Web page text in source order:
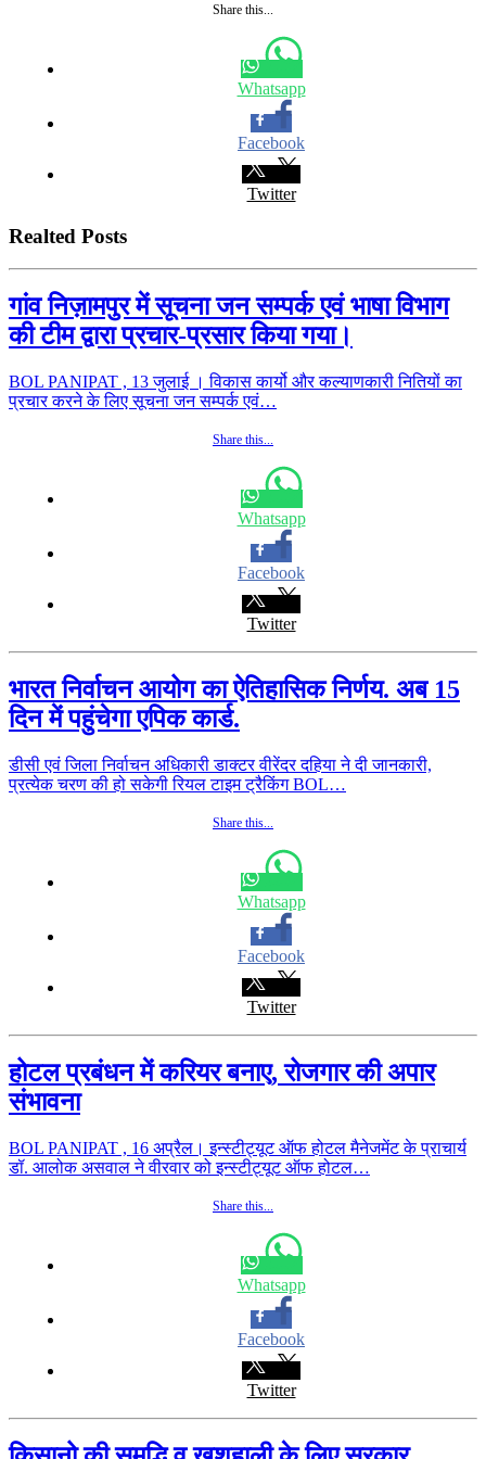
Share this...
Whatsapp
Facebook
Twitter
Realted Posts
गांव निज़ामपुर में सूचना जन सम्पर्क एवं भाषा विभाग
की टीम द्वारा प्रचार-प्रसार किया गया।
BOL PANIPAT , 13 जुलाई । विकास कार्यो और कल्याणकारी नितियों का
प्रचार करने के लिए सूचना जन सम्पर्क एवं…
Share this...
Whatsapp
Facebook
Twitter
भारत निर्वाचन आयोग का ऐतिहासिक निर्णय. अब 15
दिन में पहुंचेगा एपिक कार्ड.
डीसी एवं जिला निर्वाचन अधिकारी डाक्टर वीरेंदर दहिया ने दी जानकारी,
प्रत्येक चरण की हो सकेगी रियल टाइम ट्रैकिंग BOL…
Share this...
Whatsapp
Facebook
Twitter
होटल प्रबंधन में करियर बनाए, रोजगार की अपार
संभावना
BOL PANIPAT , 16 अप्रैल। इन्स्टीट्यूट ऑफ होटल मैनेजमेंट के प्राचार्य
डॉ. आलोक असवाल ने वीरवार को इन्स्टीट्यूट ऑफ होटल…
Share this...
Whatsapp
Facebook
Twitter